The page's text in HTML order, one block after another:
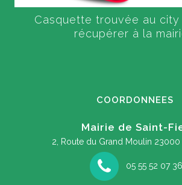
Casquette trouvée au city
récupérer à la
COORDONNEES
Mairie de Saint-
2, Route du Grand Moulin 23000
05 55 52 07 36